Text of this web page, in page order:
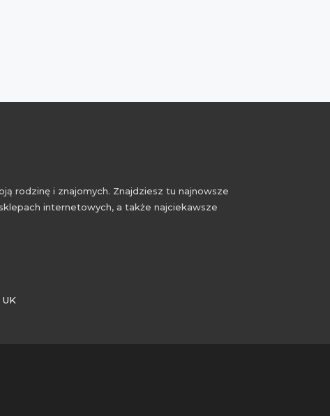
rodzinę i znajomych. Znajdziesz tu najnowsze
internetowych, a także najciekawsze